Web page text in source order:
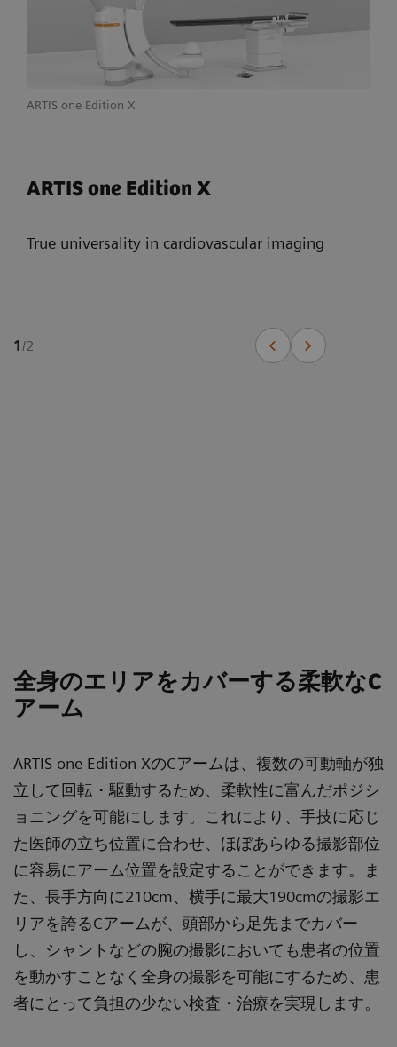
ARTIS one Edition X
ARTIS one Edition X
True universality in cardiovascular imaging
1/2
全身のエリアをカバーする柔軟なC
アーム
ARTIS one Edition XのCアームは、複数の可動軸が独
立して回転・駆動するため、柔軟性に富んだポジシ
ョニングを可能にします。これにより、手技に応じ
た医師の立ち位置に合わせ、ほぼあらゆる撮影部位
に容易にアーム位置を設定することができます。ま
た、長手方向に210cm、横手に最大190cmの撮影エ
リアを誇るCアームが、頭部から足先までカバー
し、シャントなどの腕の撮影においても患者の位置
を動かすことなく全身の撮影を可能にするため、患
者にとって負担の少ない検査・治療を実現します。